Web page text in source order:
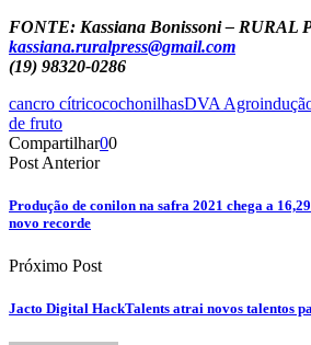
FONTE: Kassiana Bonissoni – RURAL
kassiana.ruralpress@gmail.com
(19) 98320-0286
cancro cítricocochonilhasDVA Agro
de fruto
Compartilhar00
Post Anterior
Produção de conilon na safra 2021 chega a
novo recorde
Próximo Post
Jacto Digital HackTalents atrai novos talentos